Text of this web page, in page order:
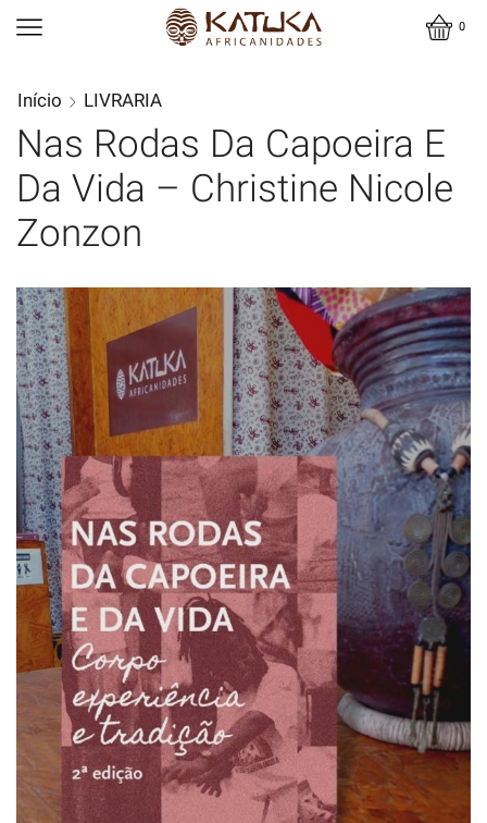
0
Início LIVRARIA
Nas Rodas Da Capoeira E
Da Vida – Christine Nicole
Zonzon